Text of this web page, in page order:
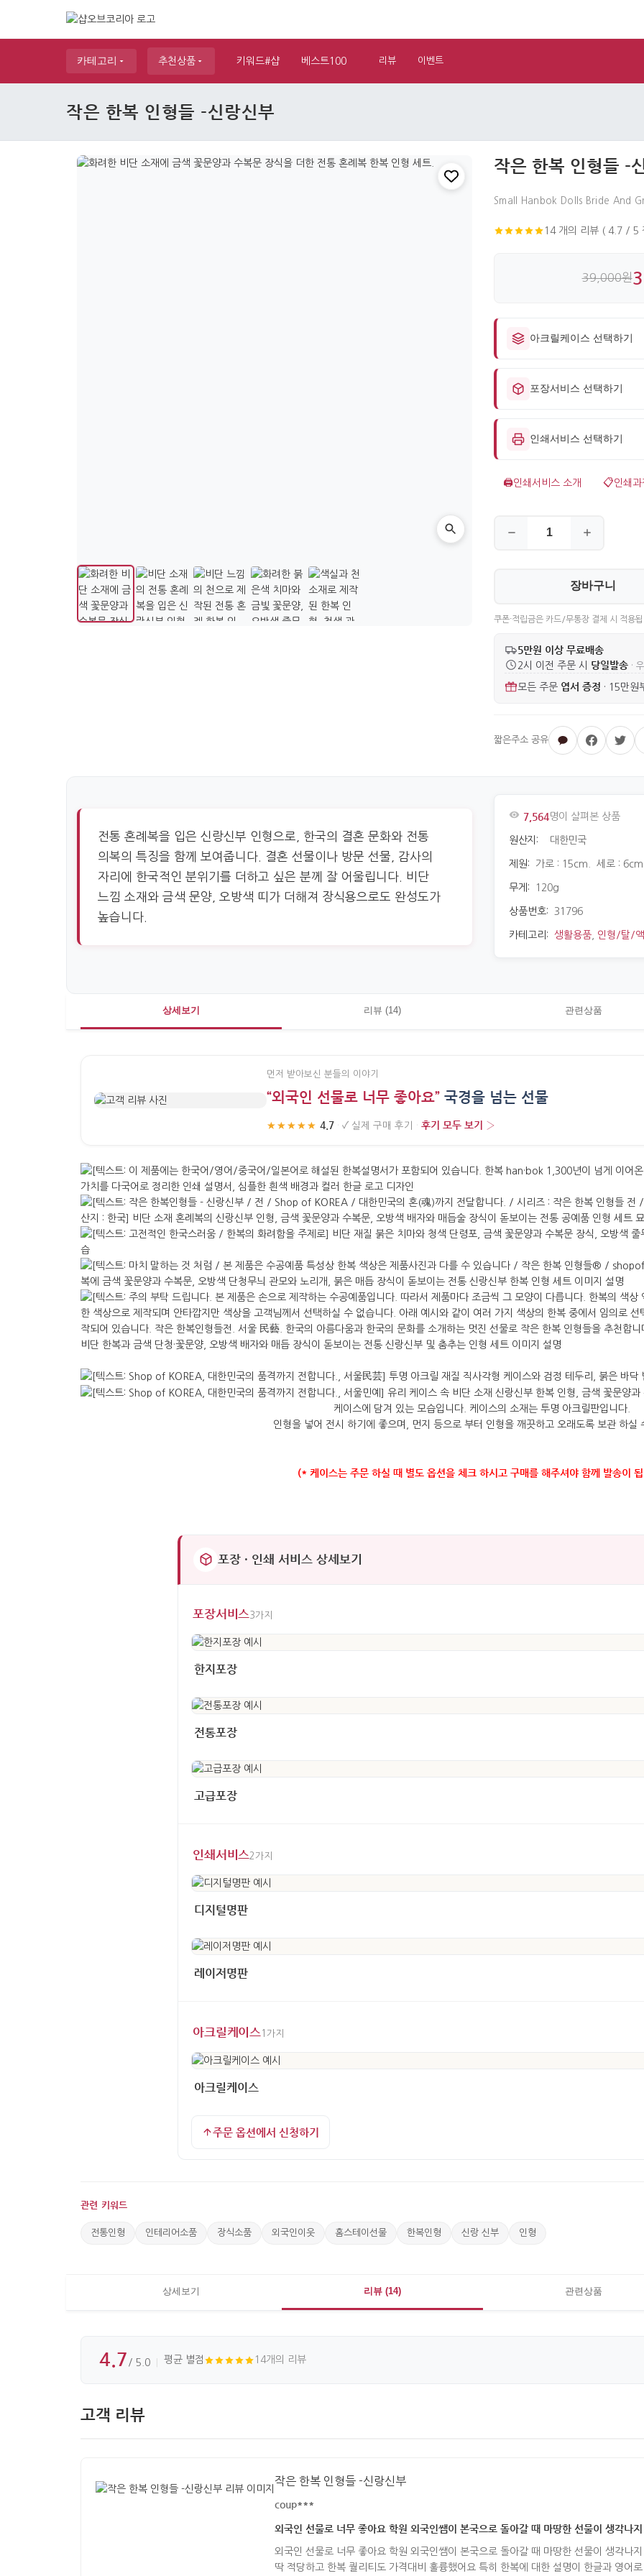
카테고리 추천상품 키워드#샵 베스트100 리뷰 이벤트
작은 한복 인형들 -신랑신부
작은 한복 인형들 -
Small Hanbok Dolls Bride And
14 개의 리뷰 ( 4.7 / 5
39,000원
아크릴케이스 선택하기
포장서비스 선택하기
인쇄서비스 선택하기
🖨️인쇄서비스 소개 📋인쇄
장바구니
쿠폰·적립금은 카드/무통장 결제 시 적용
5만원 이상 무료배송
2시 이전 주문 시 당일발송 ·
모든 주문 엽서 증정 · 15만원
전통 혼례복을 입은 신랑신부 인형으로, 한국의 결혼 문화와 전통
의복의 특징을 함께 보여줍니다. 결혼 선물이나 방문 선물, 감사의
자리에 한국적인 분위기를 더하고 싶은 분께 잘 어울립니다. 비단
느낌 소재와 금색 문양, 오방색 띠가 더해져 장식용으로도 완성도가
높습니다.
7,564명이 살펴본 상품
원산지: 대한민국
제원: 가로 : 15cm. 세로 :
무게: 120g
상품번호: 31796
카테고리: 생활용품 인형/탈/
상세보기 리뷰 (14) 관련상품
먼저 받아보신 분들의 이야기
“외국인 선물로 너무 좋아요” 국경을 넘는 선물
★★★★★ 4.7 · ✓ 실제 구매 후기 · 후기 모두 보기 ›
케이스에 담겨 있는 모습입니다. 케이스의 소재는 투명 아크릴판입니다.
인형을 넣어 전시 하기에 좋으며, 먼지 등으로 부터 인형을 깨끗하고 오래도록 보관 하실
(* 케이스는 주문 하실 때 별도 옵션을 체크 하시고 구매를 해주셔야 함께 발송이
포장 · 인쇄 서비스 상세보기
포장서비스 3가지
한지포장
전통포장
고급포장
인쇄서비스2가지
디지털명판
레이저명판
아크릴케이스 1가지
아크릴케이스
주문 옵션에서 신청하기
관련 키워드
전통인형 인테리어소품 장식소품 외국인이웃 홈스테이선물 한복인형 신랑 신부 인형
상세보기 리뷰 (14) 관련상품
4.7 / 5.0 평균 별점 14개의 리뷰
고객 리뷰
작은 한복 인형들 -신랑신부
coup***
외국인 선물로 너무 좋아요 학원 외국인쌤이 본국으로 돌아갈 때 마땅한 선물이 생각나
외국인 선물로 너무 좋아요 학원 외국인쌤이 본국으로 돌아갈 때 마땅한 선물이 생각나
딱 적당하고 한복 퀄리티도 가격대비 훌륭했어요 특히 한복에 대한 설명이 한글과 영어